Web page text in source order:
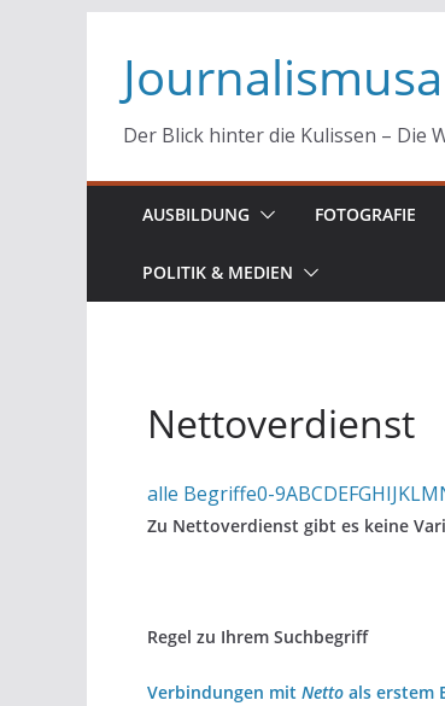
Inhalt
springen
Der Blick hinter die Kulissen – Die
AUSBILDUNG FOTOGRAFIE
POLITIK & MEDIEN
Nettoverdienst
alle Begriffe0-9ABCDEFGHIJKLM
Zu Nettoverdienst gibt es keine
Regel zu Ihrem Suchbegriff
Verbindungen mit Netto als erstem